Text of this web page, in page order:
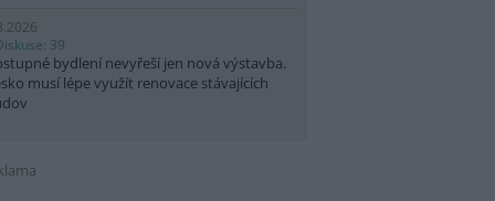
39
bydlení nevyřeší jen nová výstavba.
musí lépe využít renovace stávajících